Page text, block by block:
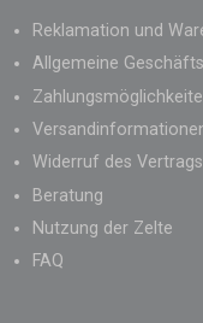
Reklamation und
Allgemeine
Widerruf des Vertrags
Beratung
Nutzung der Zelte
FAQ